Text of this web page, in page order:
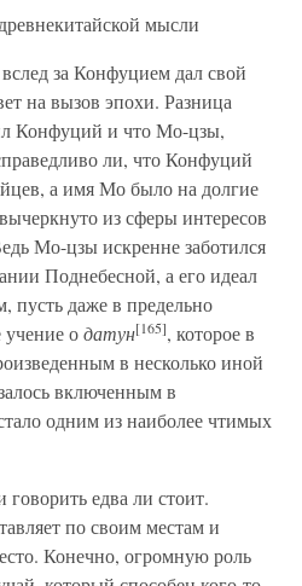
мысли
за Конфуцием дал свой
на вызов эпохи. Разница
Конфуций и что Мо-цзы,
ли, что Конфуций
а имя Мо было на долгие
из сферы интересов
Мо-цзы искренне заботился
Поднебесной, а его идеал
пусть даже в предельно
учение одатун[165], которое в
в несколько иной
включенным в
одним из наиболее чтимых
едва ли стоит.
по своим местам и
Конечно, огромную роль